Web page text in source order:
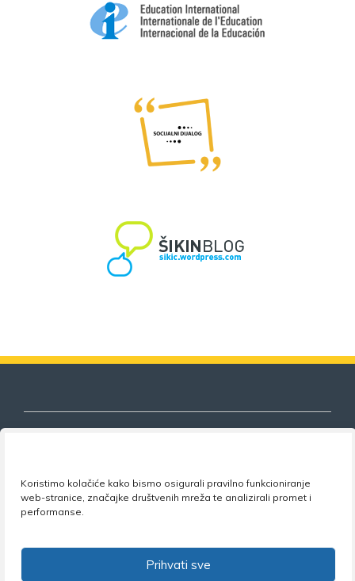
Koristimo kolačiće kako bismo osigurali pravilno funkcioniranje
web-stranice, značajke društvenih mreža te analizirali promet i
performanse.
Prihvati sve
Nezavisni sindikat znanosti i visokog
obrazovanja
Zagreb •Tel: +385 1 4847 337 •Email: uprava@nsz.hr